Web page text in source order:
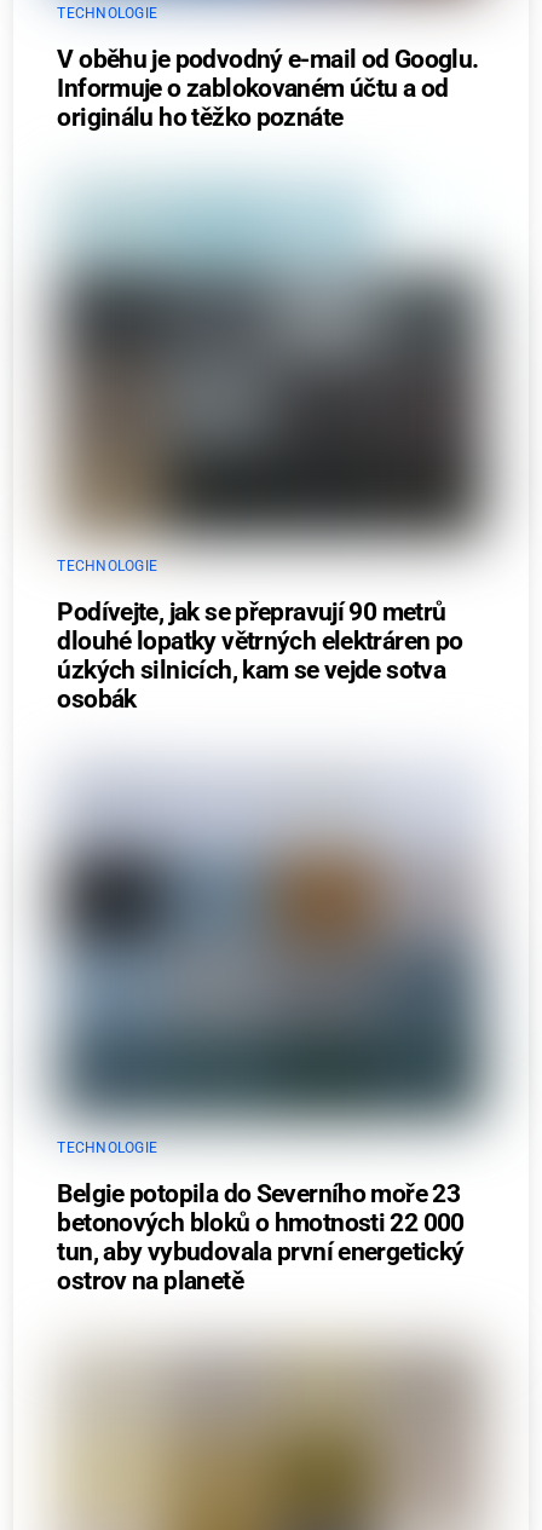
TECHNOLOGIE
V oběhu je podvodný e-mail od Googlu.
Informuje o zablokovaném účtu a od
originálu ho těžko poznáte
TECHNOLOGIE
Podívejte, jak se přepravují 90 metrů
dlouhé lopatky větrných elektráren po
úzkých silnicích, kam se vejde sotva
osobák
TECHNOLOGIE
Belgie potopila do Severního moře 23
betonových bloků o hmotnosti 22 000
tun, aby vybudovala první energetický
ostrov na planetě